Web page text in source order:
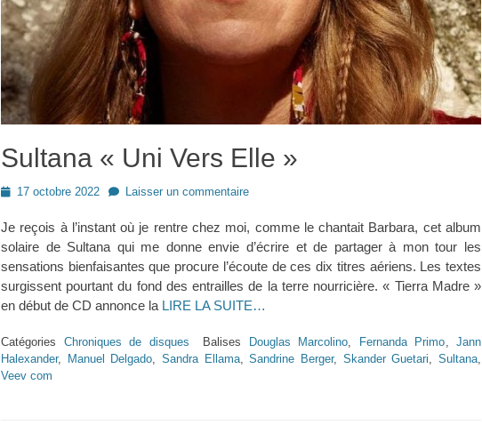
Sultana « Uni Vers Elle »
Posted17 octobre 2022 Laisser un commentaire
Je reçois à l’instant où je rentre chez moi, comme le chantait Barbara, cet album
solaire de Sultana qui me donne envie d’écrire et de partager à mon tour les
sensations bienfaisantes que procure l’écoute de ces dix titres aériens. Les textes
surgissent pourtant du fond des entrailles de la terre nourricière. « Tierra Madre »
en début de CD annonce la LIRE LA SUITE…
Catégories Chroniques de disques Balises Douglas Marcolino, Fernanda Primo,Jann
Halexander, Manuel Delgado,Sandra Ellama,Sandrine Berger, Skander Guetari,Sultana,
Veev com